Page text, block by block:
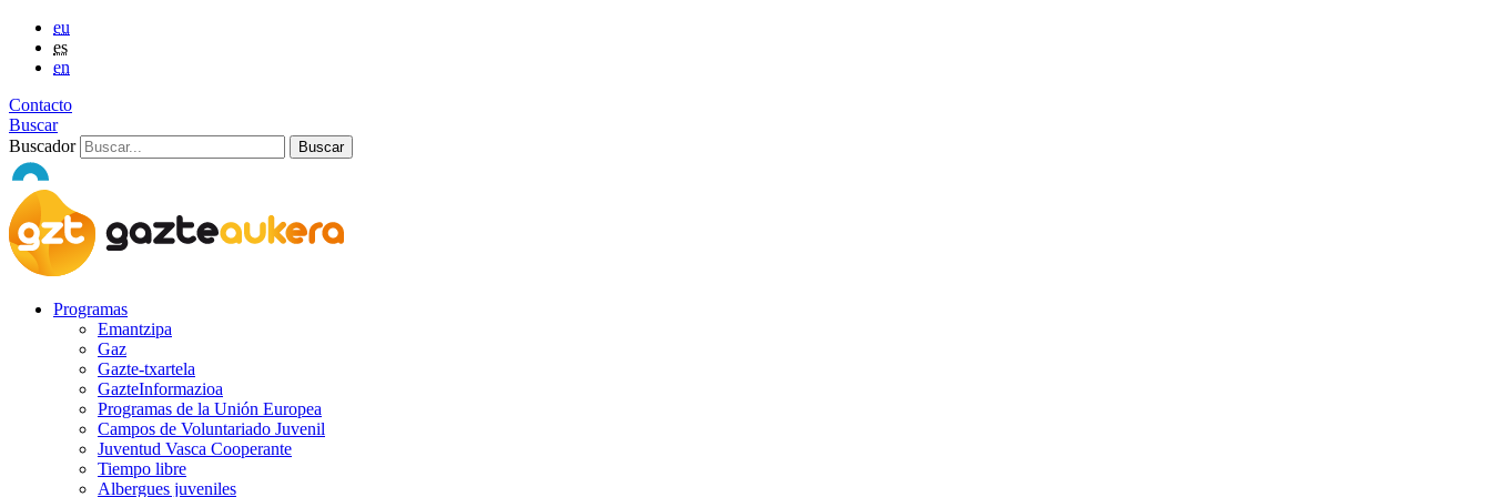
eu
es
en
Contacto
Buscar
Buscador
Programas
Emantzipa
Gaz
Gazte-txartela
GazteInformazioa
Programas de la Unión Europea
Campos de Voluntariado Juvenil
Juventud Vasca Cooperante
Tiempo libre
Albergues juveniles